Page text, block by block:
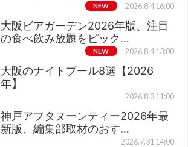
NEW 2026.8.4 16:00
大阪ビアガーデン2026年版、注目
の食べ飲み放題をピック…
NEW 2026.8.4 13:00
大阪のナイトプール8選【2026
年】
2026.8.3 11:00
神戸アフタヌーンティー2026年最
新版、編集部取材のおす…
2026.7.31 14:00